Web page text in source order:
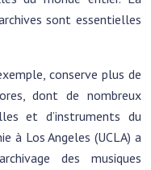
sont essentielles
conserve plus de
dont de nombreux
et d’instruments du
à Los Angeles (UCLA) a
des musiques